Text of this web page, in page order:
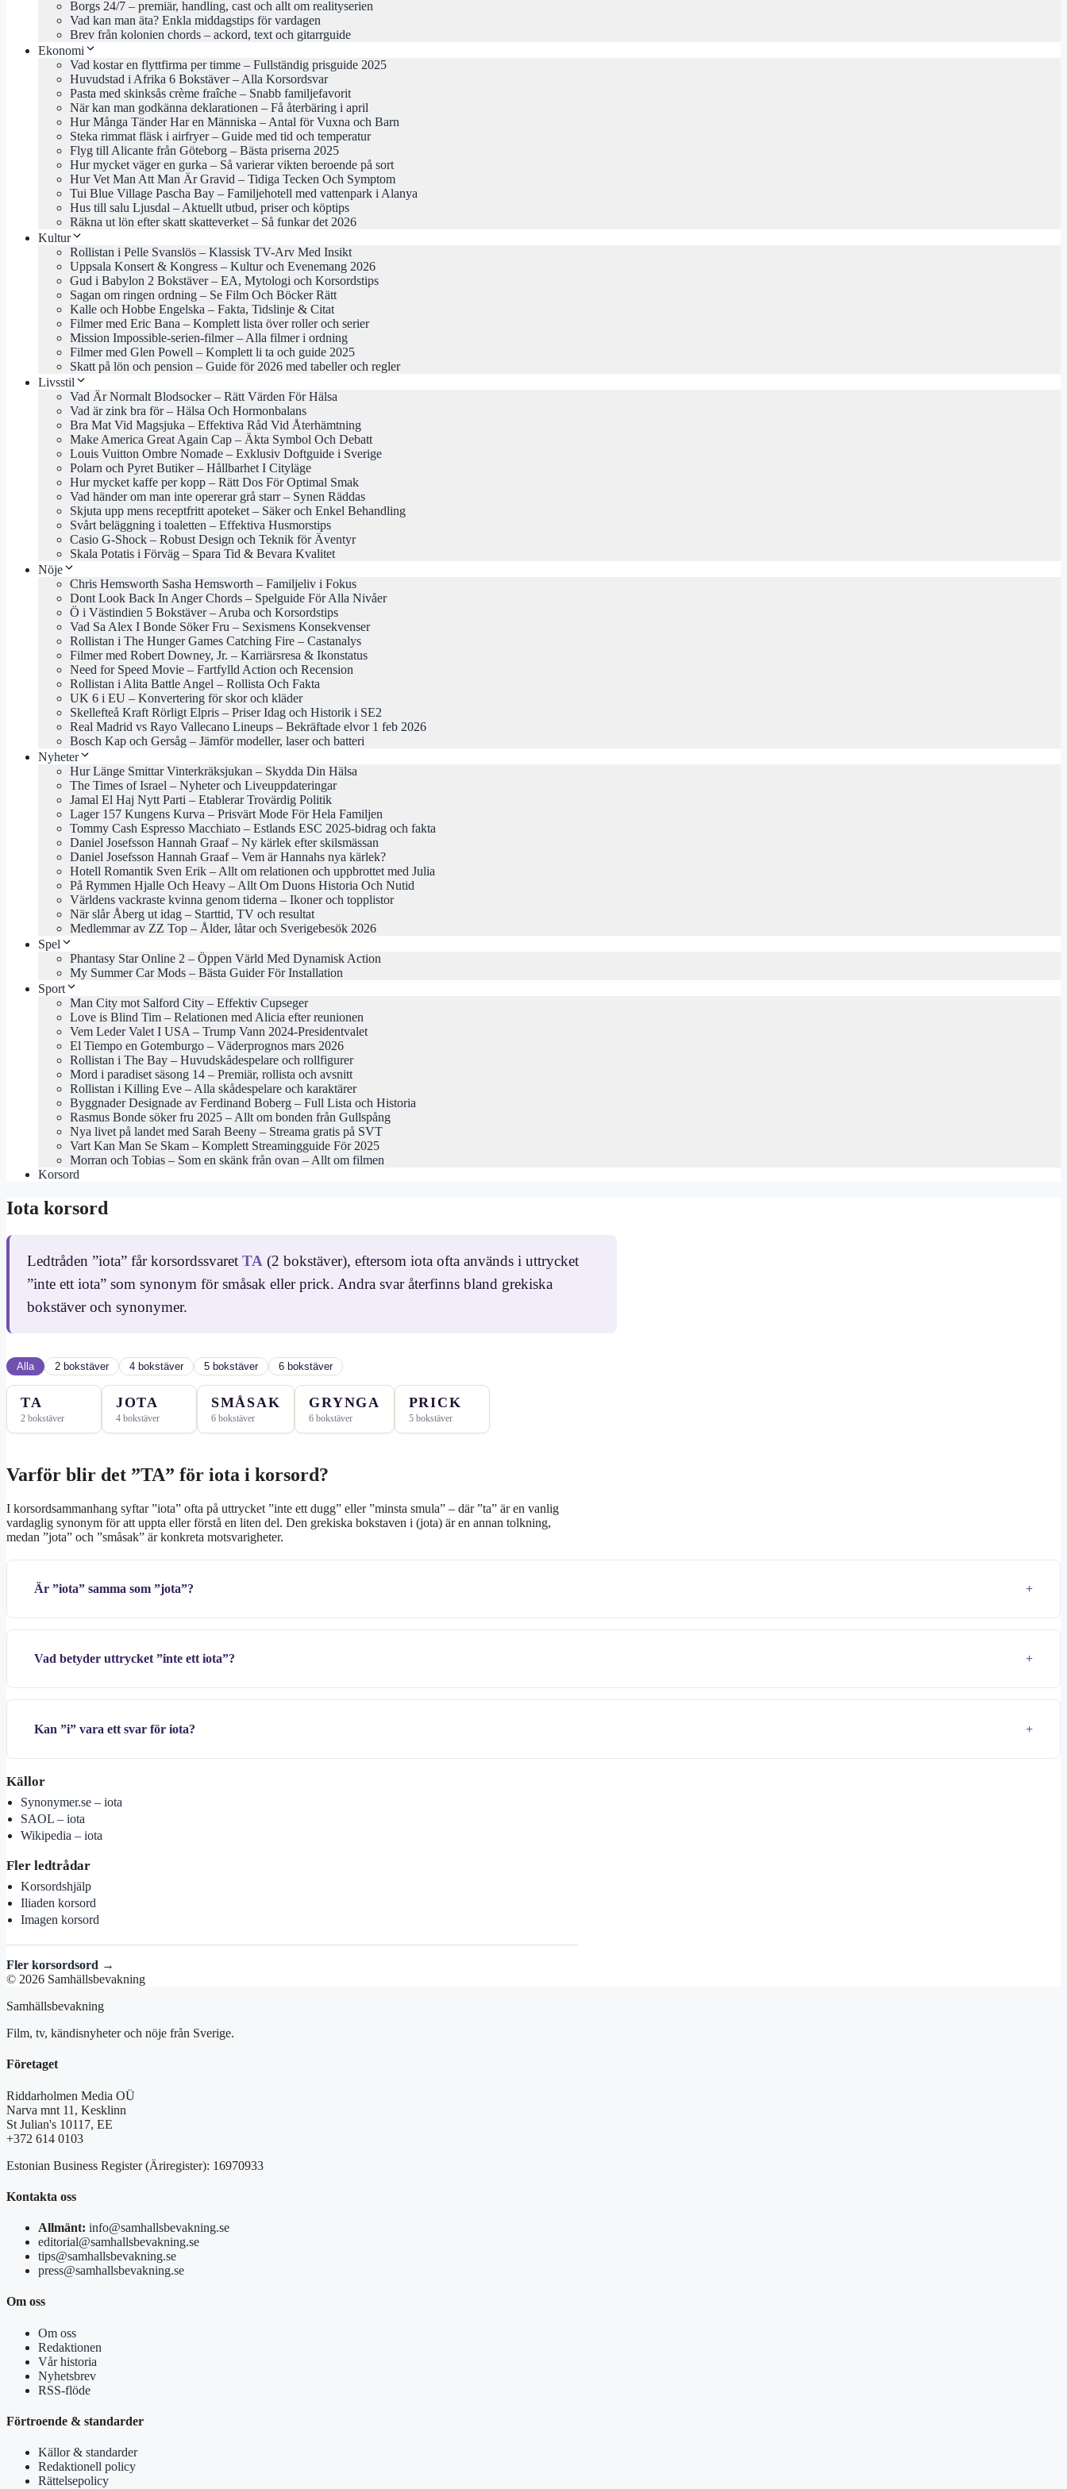
Borgs 24/7 – premiär, handling, cast och allt om realityserien
Vad kan man äta? Enkla middagstips för vardagen
Brev från kolonien chords – ackord, text och gitarrguide
Ekonomi
Vad kostar en flyttfirma per timme – Fullständig prisguide 2025
Huvudstad i Afrika 6 Bokstäver – Alla Korsordsvar
Pasta med skinksås crème fraîche – Snabb familjefavorit
När kan man godkänna deklarationen – Få återbäring i april
Hur Många Tänder Har en Människa – Antal för Vuxna och Barn
Steka rimmat fläsk i airfryer – Guide med tid och temperatur
Flyg till Alicante från Göteborg – Bästa priserna 2025
Hur mycket väger en gurka – Så varierar vikten beroende på sort
Hur Vet Man Att Man Är Gravid – Tidiga Tecken Och Symptom
Tui Blue Village Pascha Bay – Familjehotell med vattenpark i Alanya
Hus till salu Ljusdal – Aktuellt utbud, priser och köptips
Räkna ut lön efter skatt skatteverket – Så funkar det 2026
Kultur
Rollistan i Pelle Svanslös – Klassisk TV-Arv Med Insikt
Uppsala Konsert & Kongress – Kultur och Evenemang 2026
Gud i Babylon 2 Bokstäver – EA, Mytologi och Korsordstips
Sagan om ringen ordning – Se Film Och Böcker Rätt
Kalle och Hobbe Engelska – Fakta, Tidslinje & Citat
Filmer med Eric Bana – Komplett lista över roller och serier
Mission Impossible-serien-filmer – Alla filmer i ordning
Filmer med Glen Powell – Komplett li ta och guide 2025
Skatt på lön och pension – Guide för 2026 med tabeller och regler
Livsstil
Vad Är Normalt Blodsocker – Rätt Värden För Hälsa
Vad är zink bra för – Hälsa Och Hormonbalans
Bra Mat Vid Magsjuka – Effektiva Råd Vid Återhämtning
Make America Great Again Cap – Äkta Symbol Och Debatt
Louis Vuitton Ombre Nomade – Exklusiv Doftguide i Sverige
Polarn och Pyret Butiker – Hållbarhet I Cityläge
Hur mycket kaffe per kopp – Rätt Dos För Optimal Smak
Vad händer om man inte opererar grå starr – Synen Räddas
Skjuta upp mens receptfritt apoteket – Säker och Enkel Behandling
Svårt beläggning i toaletten – Effektiva Husmorstips
Casio G-Shock – Robust Design och Teknik för Äventyr
Skala Potatis i Förväg – Spara Tid & Bevara Kvalitet
Nöje
Chris Hemsworth Sasha Hemsworth – Familjeliv i Fokus
Dont Look Back In Anger Chords – Spelguide För Alla Nivåer
Ö i Västindien 5 Bokstäver – Aruba och Korsordstips
Vad Sa Alex I Bonde Söker Fru – Sexismens Konsekvenser
Rollistan i The Hunger Games Catching Fire – Castanalys
Filmer med Robert Downey, Jr. – Karriärsresa & Ikonstatus
Need for Speed Movie – Fartfylld Action och Recension
Rollistan i Alita Battle Angel – Rollista Och Fakta
UK 6 i EU – Konvertering för skor och kläder
Skellefteå Kraft Rörligt Elpris – Priser Idag och Historik i SE2
Real Madrid vs Rayo Vallecano Lineups – Bekräftade elvor 1 feb 2026
Bosch Kap och Gersåg – Jämför modeller, laser och batteri
Nyheter
Hur Länge Smittar Vinterkräksjukan – Skydda Din Hälsa
The Times of Israel – Nyheter och Liveuppdateringar
Jamal El Haj Nytt Parti – Etablerar Trovärdig Politik
Lager 157 Kungens Kurva – Prisvärt Mode För Hela Familjen
Tommy Cash Espresso Macchiato – Estlands ESC 2025-bidrag och fakta
Daniel Josefsson Hannah Graaf – Ny kärlek efter skilsmässan
Daniel Josefsson Hannah Graaf – Vem är Hannahs nya kärlek?
Hotell Romantik Sven Erik – Allt om relationen och uppbrottet med Julia
På Rymmen Hjalle Och Heavy – Allt Om Duons Historia Och Nutid
Världens vackraste kvinna genom tiderna – Ikoner och topplistor
När slår Åberg ut idag – Starttid, TV och resultat
Medlemmar av ZZ Top – Ålder, låtar och Sverigebesök 2026
Spel
Phantasy Star Online 2 – Öppen Värld Med Dynamisk Action
My Summer Car Mods – Bästa Guider För Installation
Sport
Man City mot Salford City – Effektiv Cupseger
Love is Blind Tim – Relationen med Alicia efter reunionen
Vem Leder Valet I USA – Trump Vann 2024-Presidentvalet
El Tiempo en Gotemburgo – Väderprognos mars 2026
Rollistan i The Bay – Huvudskådespelare och rollfigurer
Mord i paradiset säsong 14 – Premiär, rollista och avsnitt
Rollistan i Killing Eve – Alla skådespelare och karaktärer
Byggnader Designade av Ferdinand Boberg – Full Lista och Historia
Rasmus Bonde söker fru 2025 – Allt om bonden från Gullspång
Nya livet på landet med Sarah Beeny – Streama gratis på SVT
Vart Kan Man Se Skam – Komplett Streamingguide För 2025
Morran och Tobias – Som en skänk från ovan – Allt om filmen
Korsord
Iota korsord
Ledtråden ”iota” får korsordssvaretTA (2 bokstäver), eftersom iota ofta används i uttrycket
”inte ett iota” som synonym för småsak eller prick. Andra svar återfinns bland grekiska
bokstäver och synonymer.
Alla 2 bokstäver 4 bokstäver 5 bokstäver 6 bokstäver
TA
2 bokstäver
JOTA
4 bokstäver
SMÅSAK
6 bokstäver
GRYNGA
6 bokstäver
PRICK
5 bokstäver
Varför blir det ”TA” för iota i korsord?
I korsordsammanhang syftar ”iota” ofta på uttrycket ”inte ett dugg” eller ”minsta smula” – där ”ta” är en vanlig
vardaglig synonym för att uppta eller förstå en liten del. Den grekiska bokstaven i (jota) är en annan tolkning,
medan ”jota” och ”småsak” är konkreta motsvarigheter.
Är ”iota” samma som ”jota”?
Vad betyder uttrycket ”inte ett iota”?
Kan ”i” vara ett svar för iota?
Källor
Synonymer.se – iota
SAOL – iota
Wikipedia – iota
Fler ledtrådar
Korsordshjälp
Iliaden korsord
Imagen korsord
Fler korsordsord →
© 2026 Samhällsbevakning
Samhällsbevakning
Film, tv, kändisnyheter och nöje från Sverige.
Företaget
Riddarholmen Media OÜ
Narva mnt 11, Kesklinn
St Julian's 10117, EE
+372 614 0103
Estonian Business Register (Äriregister): 16970933
Kontakta oss
Allmänt: info@samhallsbevakning.se
editorial@samhallsbevakning.se
tips@samhallsbevakning.se
press@samhallsbevakning.se
Om oss
Om oss
Redaktionen
Vår historia
Nyhetsbrev
RSS-flöde
Förtroende & standarder
Källor & standarder
Redaktionell policy
Rättelsepolicy